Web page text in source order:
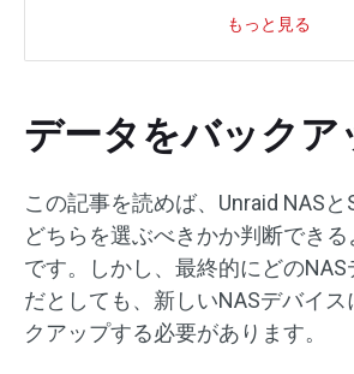
もっと見る
データをバックア
この記事を読めば、Unraid NAS
どちらを選ぶべきかか判断でき
です。しかし、最終的にどの
だとしても、新しいNASデバイス
クアップする必要があります。